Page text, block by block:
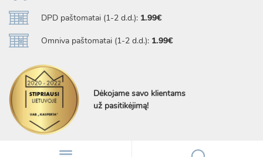
DPD paštomatai (1-2 d.d.): 1.99€
Omniva paštomatai (1-2 d.d.): 1.99€
Dėkojame savo klientams
už pasitikėjimą!